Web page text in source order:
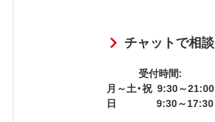
チャットで相談
受付時間:
月～土・祝 9:30～21:00
日
9:30～17:30